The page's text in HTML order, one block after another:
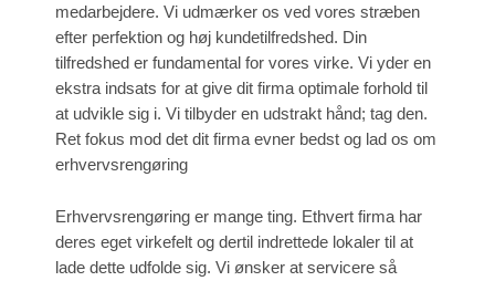
medarbejdere. Vi udmærker os ved vores stræben
efter perfektion og høj kundetilfredshed. Din
tilfredshed er fundamental for vores virke. Vi yder en
ekstra indsats for at give dit firma optimale forhold til
at udvikle sig i. Vi tilbyder en udstrakt hånd; tag den.
Ret fokus mod det dit firma evner bedst og lad os om
erhvervsrengøring
Erhvervsrengøring er mange ting. Ethvert firma har
deres eget virkefelt og dertil indrettede lokaler til at
lade dette udfolde sig. Vi ønsker at servicere så